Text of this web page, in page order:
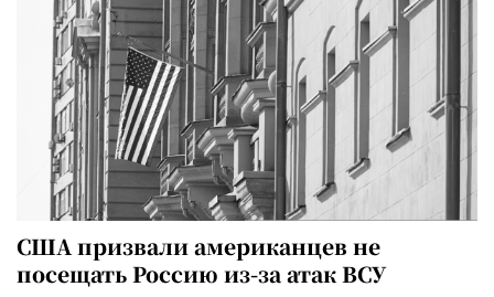
США призвали американцев не
посещать Россию из-за атак ВСУ